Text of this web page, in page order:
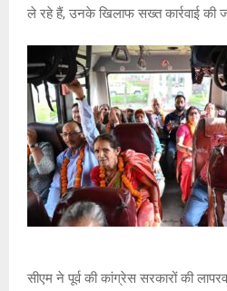
ले रहे हैं, उनके खिलाफ सख्त कार्रवाई की
सीएम ने पूर्व की कांग्रेस सरकारों की